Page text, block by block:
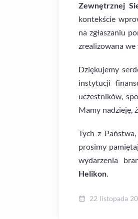
Zewnętrznej
kontekście
na zgłaszaniu
zrealizowana we
Dziękujemy
instytucji
uczestników,
Mamy nadzieję,
Tych z
prosimy
wydarzenia
Helikon.
22 listopada